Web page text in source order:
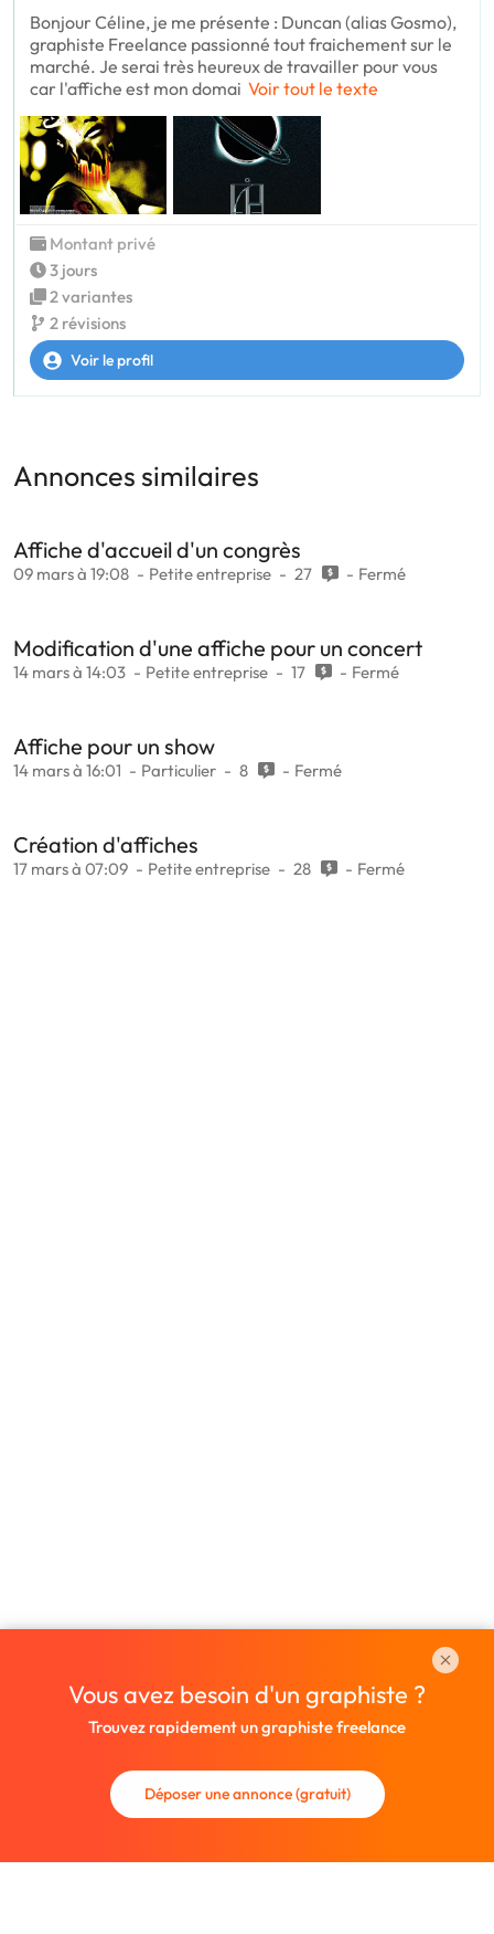
Bonjour Céline, je me présente : Duncan (alias Gosmo),
graphiste Freelance passionné tout fraichement sur le
marché. Je serai très heureux de travailler pour vous
car l'affiche est mon domai Voir tout le texte
Montant privé
3 jours
2 variantes
2 révisions
Voir le profil
Annonces similaires
Affiche d'accueil d'un congrès
09 mars à 19:08 Petite entreprise 27 Fermé
Modification d'une affiche pour un concert
14 mars à 14:03 Petite entreprise 17 Fermé
Affiche pour un show
14 mars à 16:01 Particulier 8 Fermé
Création d'affiches
17 mars à 07:09 Petite entreprise 28 Fermé
Vous avez besoin d'un graphiste ?
Trouvez rapidement un graphiste freelance
Déposer une annonce (gratuit)